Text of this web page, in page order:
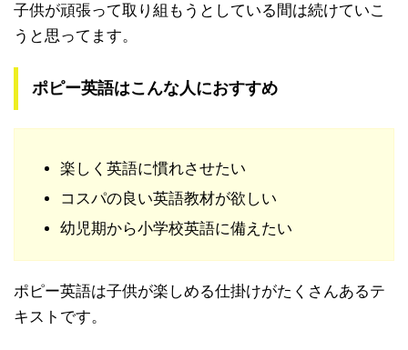
子供が頑張って取り組もうとしている間は続けていこ
うと思ってます。
ポピー英語はこんな人におすすめ
楽しく英語に慣れさせたい
コスパの良い英語教材が欲しい
幼児期から小学校英語に備えたい
ポピー英語は子供が楽しめる仕掛けがたくさんあるテ
キストです。